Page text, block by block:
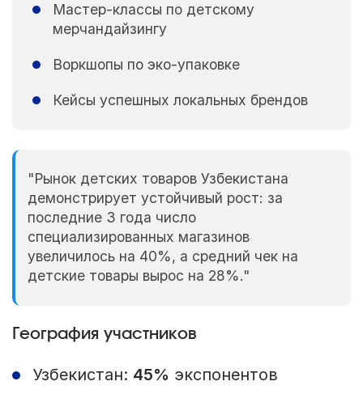
Мастер-классы по детскому
мерчандайзингу
Воркшопы по эко-упаковке
Кейсы успешных локальных брендов
"Рынок детских товаров Узбекистана
демонстрирует устойчивый рост: за
последние 3 года число
специализированных магазинов
увеличилось на 40%, а средний чек на
детские товары вырос на 28%."
География участников
Узбекистан: 45% экспонентов